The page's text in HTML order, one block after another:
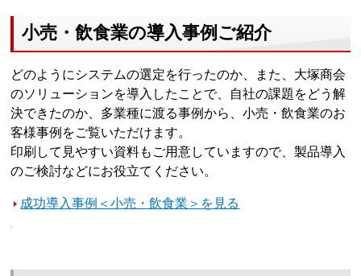
小売・飲食業の導入事例ご紹介
どのようにシステムの選定を行ったのか、また、大塚商会
のソリューションを導入したことで、自社の課題をどう解
決できたのか、多業種に渡る事例から、小売・飲食業のお
客様事例をご覧いただけます。
印刷して見やすい資料もご用意していますので、製品導入
のご検討などにお役立てください。
成功導入事例＜小売・飲食業＞を見る